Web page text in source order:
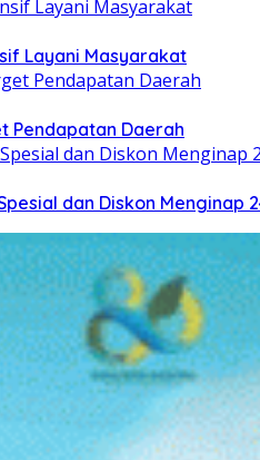
Layani Masyarakat
Pendapatan Daerah
dan Diskon Menginap